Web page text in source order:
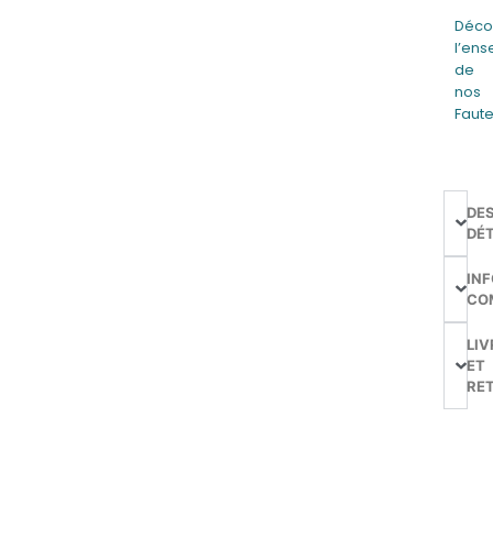
de
nos
ET